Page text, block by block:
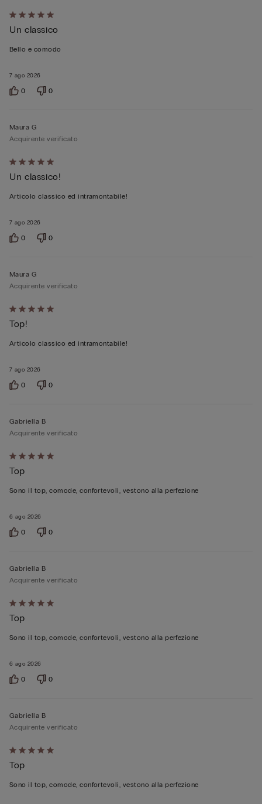
Valutato
5
su
7 ago 2026
Un classico
Bello e comodo
0 0
Valutato
5
su
7 ago 2026
Maura G
Acquirente verificato
Un classico!
Articolo classico ed intramontabile!
0 0
Valutato
5
su
7 ago 2026
Maura G
Acquirente verificato
Top!
Articolo classico ed intramontabile!
0 0
Valutato
5
su
6 ago 2026
Gabriella B
Acquirente verificato
Top
Sono il top, comode, confortevoli, vestono alla perfezione
0 0
Valutato
5
su
6 ago 2026
Gabriella B
Acquirente verificato
Top
Sono il top, comode, confortevoli, vestono alla perfezione
0 0
Valutato
5
su
Gabriella B
Acquirente verificato
Top
Sono il top, comode, confortevoli, vestono alla perfezione